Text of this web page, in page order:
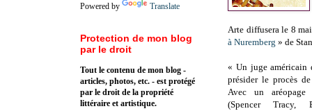
Arte diffusera le 8
à Nuremberg » de
« Un juge américain
présider le procès
Avec un aréopage
(Spencer Tracy,
Powered by Translate
Protection de mon blog
par le droit
Tout le contenu de mon blog -
articles, photos, etc. - est protégé
par le droit de la propriété
littéraire et artistique.